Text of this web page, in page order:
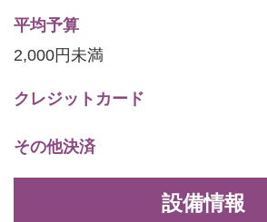
平均予算
2,000円未満
クレジットカード
その他決済
設備情報